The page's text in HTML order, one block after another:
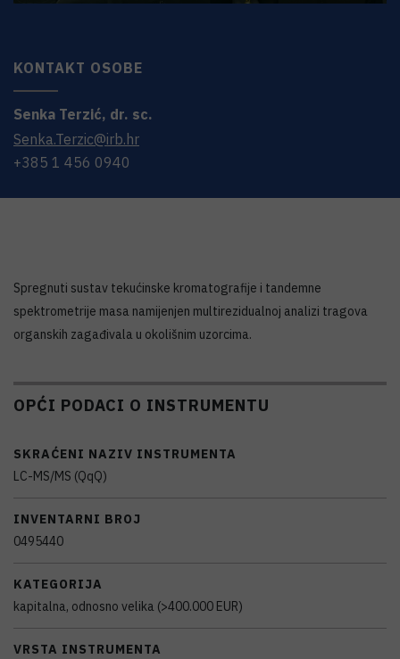
KONTAKT OSOBE
Senka Terzić, dr. sc.
Senka.Terzic@irb.hr
+385 1 456 0940
Spregnuti sustav tekućinske kromatografije i tandemne
spektrometrije masa namijenjen multirezidualnoj analizi tragova
organskih zagađivala u okolišnim uzorcima.
OPĆI PODACI O INSTRUMENTU
SKRAĆENI NAZIV INSTRUMENTA
LC-MS/MS (QqQ)
INVENTARNI BROJ
0495440
KATEGORIJA
kapitalna, odnosno velika (>400.000 EUR)
VRSTA INSTRUMENTA